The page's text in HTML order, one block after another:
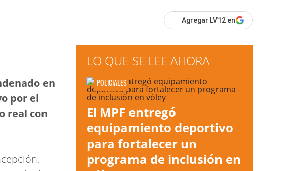
Agregar LV12 en
en
por el
real con
LO QUE SE LEE AHORA
POLICIALES
El MPF entregó
equipamiento deportivo
para fortalecer un
programa de inclusión en